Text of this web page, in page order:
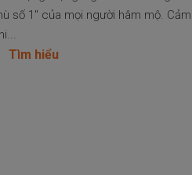
số 1" của mọi người hâm mộ.
Tìm hiểu